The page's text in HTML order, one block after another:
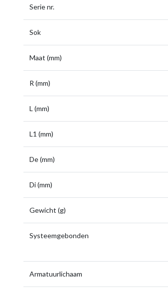
Serie nr.
Sok
Maat (mm)
R (mm)
L (mm)
L1 (mm)
De (mm)
Di (mm)
Gewicht (g)
Systeemgebonden
Armatuurlichaam